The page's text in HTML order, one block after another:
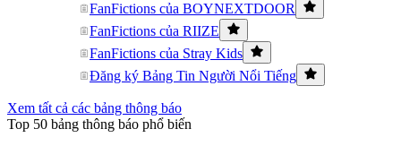
FanFictions của BOYNEXTDOOR
FanFictions của RIIZE
FanFictions của Stray Kids
Đăng ký Bảng Tin Người Nổi Tiếng
Xem tất cả các bảng thông báo
Top 50 bảng thông báo phổ biến